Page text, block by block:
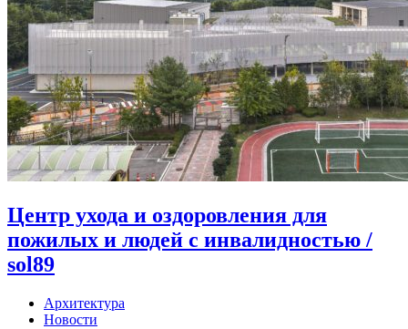
Центр ухода и оздоровления для
пожилых и людей с инвалидностью /
sol89
Архитектура
Новости